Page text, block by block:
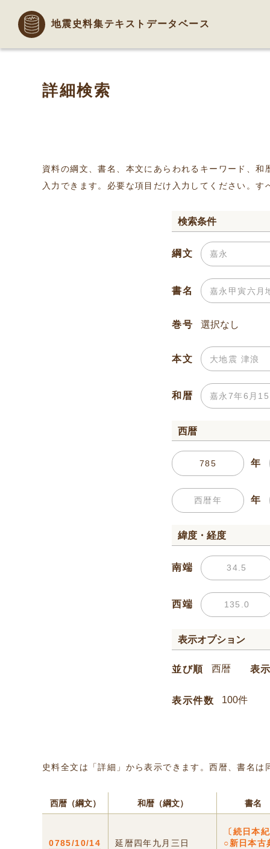
地震史料集テキストデータベース
詳細検索
資料の綱文、書名、本文にあらわれるキーワード、
入力できます。必要な項目だけ入力してください。
検索条件
綱文
書名
巻号
本文
和暦
西暦
年
年
緯度・経度
南端
西端
表示オプション
並び順 表
表示件数
史料全文は「詳細」から表示できます。西暦、書名
西暦（綱文） 和暦（綱文） 書名
0785/10/14 延暦四年九月三日
〔続日本
○新日本古